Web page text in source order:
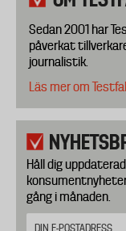
Sedan 2001 har
påverkat
journalistik.
Läs mer om
Håll dig
gång i månaden.